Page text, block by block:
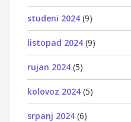
studeni 2024 (9)
listopad 2024 (9)
rujan 2024 (5)
kolovoz 2024 (5)
srpanj 2024 (6)